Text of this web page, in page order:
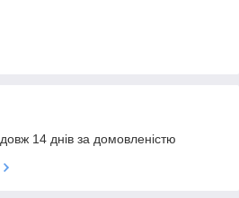
14 днів за домовленістю